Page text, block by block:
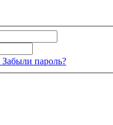
Забыли пароль?